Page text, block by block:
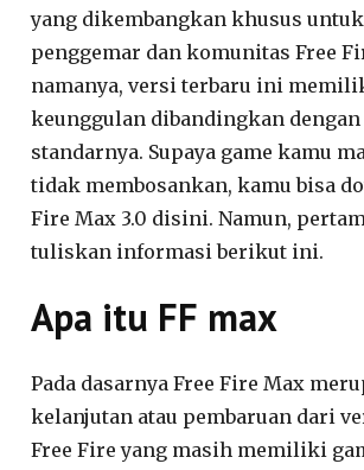
yang dikembangkan khusus
penggemar dan komunitas Free
namanya, versi terbaru ini
keunggulan dibandingkan
standarnya. Supaya game kamu
tidak membosankan, kamu bisa
Fire Max 3.0 disini. Namun,
tuliskan informasi berikut ini.
Apa itu FF max
Pada dasarnya Free Fire Max
kelanjutan atau pembaruan dari
Free Fire yang masih memiliki